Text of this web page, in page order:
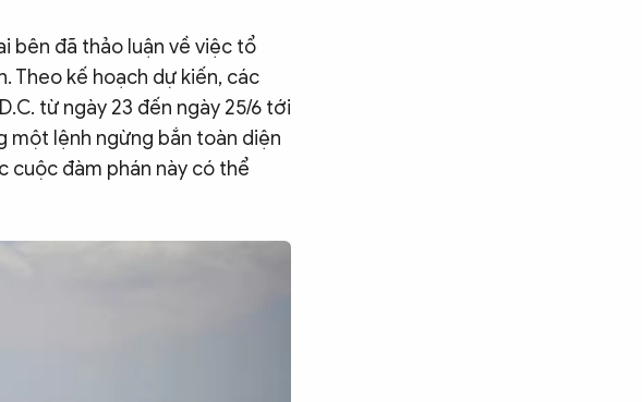
bên đã thảo luận về việc tổ
Theo kế hoạch dự kiến, các
từ ngày 23 đến ngày 25/6 tới
một lệnh ngừng bắn toàn diện
cuộc đàm phán này có thể